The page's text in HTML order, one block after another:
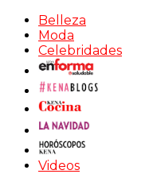
Belleza
Moda
Celebridades
Videos